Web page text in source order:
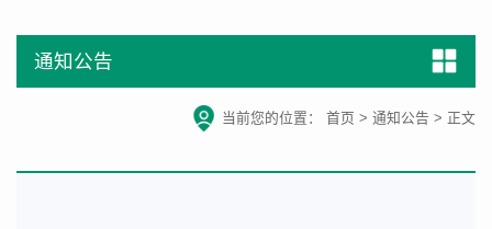
通知公告
当前您的位置： 首页 > 通知公告 > 正文